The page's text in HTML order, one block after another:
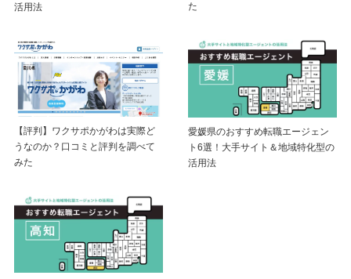
活用法
た
【評判】ワクサポかがわは実際ど
うなのか？口コミと評判を調べて
みた
愛媛県のおすすめ転職エージェン
ト6選！大手サイト＆地域特化型の
活用法